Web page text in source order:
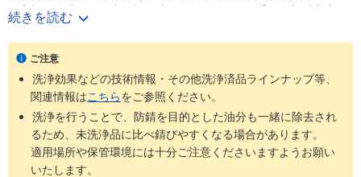
お客様での洗浄や外注依頼の洗浄が不要となり、手間が削減出来ま
す。
■洗浄型式
・脱脂洗浄（防錆1重梱包）
：型番SL-□□
・精密洗浄（脱気2重梱包）
：型番SH-□□
・電解研磨＋精密洗浄（脱気2重梱包） ：型番SHD-□□
商品
型番
洗浄方法
梱包形
態
未洗浄品と
比べた効果
ご利用環境（目
安）
工程別
続きを読む
ご注意
洗浄効果などの技術情報・その他洗浄済品ラインナップ等、
関連情報はこちらをご参照ください。
洗浄を行うことで、防錆を目的とした油分も一緒に除去され
るため、未洗浄品に比べ錆びやすくなる場合があります。
適用場所や保管環境には十分ご注意くださいますようお願い
いたします。